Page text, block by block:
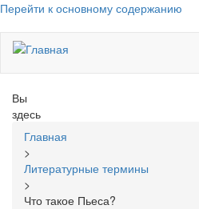
Перейти к основному содержанию
Вы
здесь
Главная
>
Литературные термины
>
Что такое Пьеса?